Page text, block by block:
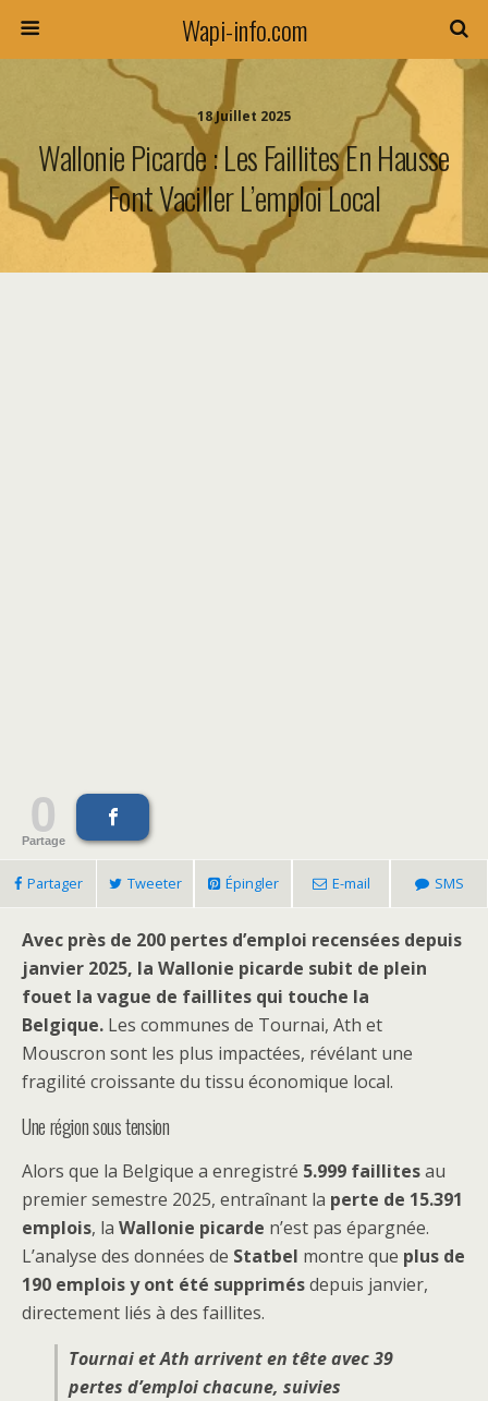
Wapi-info.com
18 Juillet 2025
Wallonie Picarde : Les Faillites En Hausse
Font Vaciller L’emploi Local
0
Partage
Partager Tweeter Épingler E-mail SMS
Avec près de 200 pertes d’emploi recensées depuis
janvier 2025, la Wallonie picarde subit de plein
fouet la vague de faillites qui touche la
Belgique. Les communes de Tournai, Ath et
Mouscron sont les plus impactées, révélant une
fragilité croissante du tissu économique local.
Une région sous tension
Alors que la Belgique a enregistré 5.999 faillitesau
premier semestre 2025, entraînant la perte de 15.391
emplois, la Wallonie picarde n’est pas épargnée.
L’analyse des données de Statbel montre que plus de
190 emplois y ont été supprimésdepuis janvier,
directement liés à des faillites.
Tournai et Ath arrivent en tête avec 39
pertes d’emploi chacune, suivies